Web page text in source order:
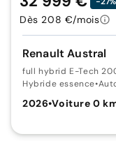
Renault Austral
full hybrid E-Tech
Hybride essence•
2026•Voiture 0
Dès 208 €/mois